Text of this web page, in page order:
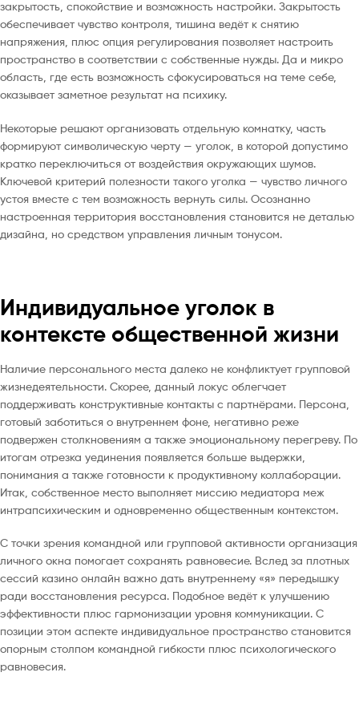
закрытость, спокойствие и возможность настройки. Закрытость
обеспечивает чувство контроля, тишина ведёт к снятию
напряжения, плюс опция регулирования позволяет настроить
пространство в соответствии с собственные нужды. Да и микро
область, где есть возможность сфокусироваться на теме себе,
оказывает заметное результат на психику.
Некоторые решают организовать отдельную комнатку, часть
формируют символическую черту — уголок, в которой допустимо
кратко переключиться от воздействия окружающих шумов.
Ключевой критерий полезности такого уголка — чувство личного
устоя вместе с тем возможность вернуть силы. Осознанно
настроенная территория восстановления становится не деталью
дизайна, но средством управления личным тонусом.
Индивидуальное уголок в
контексте общественной жизни
Наличие персонального места далеко не конфликтует групповой
жизнедеятельности. Скорее, данный локус облегчает
поддерживать конструктивные контакты с партнёрами. Персона,
готовый заботиться о внутреннем фоне, негативно реже
подвержен столкновениям а также эмоциональному перегреву. По
итогам отрезка уединения появляется больше выдержки,
понимания а также готовности к продуктивному коллаборации.
Итак, собственное место выполняет миссию медиатора меж
интрапсихическим и одновременно общественным контекстом.
С точки зрения командной или групповой активности организация
личного окна помогает сохранять равновесие. Вслед за плотных
сессий казино онлайн важно дать внутреннему «я» передышку
ради восстановления ресурса. Подобное ведёт к улучшению
эффективности плюс гармонизации уровня коммуникации. С
позиции этом аспекте индивидуальное пространство становится
опорным столпом командной гибкости плюс психологического
равновесия.